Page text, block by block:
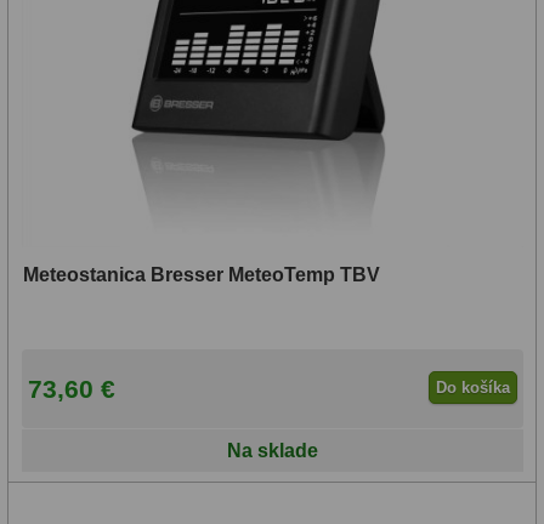
Meteostanica Bresser MeteoTemp TBV
73,60 € Do košíka
Na sklade